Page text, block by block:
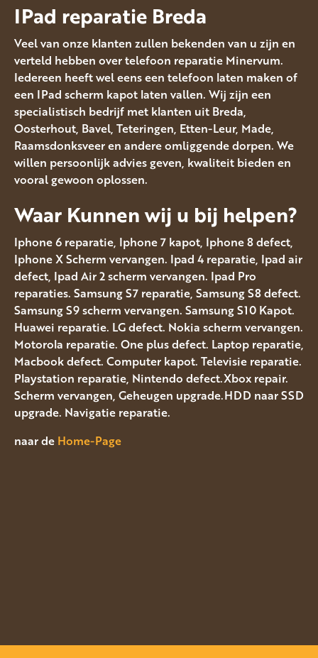
IPad reparatie Breda
Veel van onze klanten zullen bekenden van u zijn en
verteld hebben over telefoon reparatie Minervum.
Iedereen heeft wel eens een telefoon laten maken of
een IPad scherm kapot laten vallen. Wij zijn een
specialistisch bedrijf met klanten uit Breda,
Oosterhout, Bavel, Teteringen, Etten-Leur, Made,
Raamsdonksveer en andere omliggende dorpen. We
willen persoonlijk advies geven, kwaliteit bieden en
vooral gewoon oplossen.
Waar Kunnen wij u bij helpen?
Iphone 6 reparatie, Iphone 7 kapot, Iphone 8 defect,
Iphone X Scherm vervangen. Ipad 4 reparatie, Ipad air
defect, Ipad Air 2 scherm vervangen. Ipad Pro
reparaties. Samsung S7 reparatie, Samsung S8 defect.
Samsung S9 scherm vervangen. Samsung S10 Kapot.
Huawei reparatie. LG defect. Nokia scherm vervangen.
Motorola reparatie. One plus defect. Laptop reparatie,
Macbook defect. Computer kapot. Televisie reparatie.
Playstation reparatie, Nintendo defect.Xbox repair.
Scherm vervangen, Geheugen upgrade.HDD naar SSD
upgrade. Navigatie reparatie.
naar de Home-Page